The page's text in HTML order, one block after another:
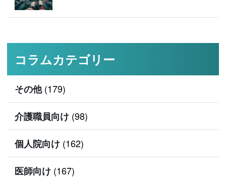
コラムカテゴリー
その他(179)
介護職員向け (98)
個人院向け (162)
医師向け (167)